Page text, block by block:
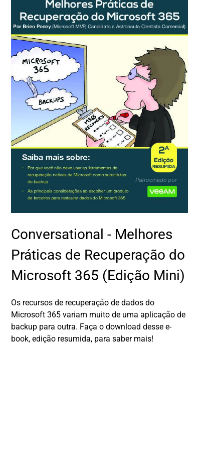
Conversational - Melhores
Práticas de Recuperação do
Microsoft 365 (Edição Mini)
Os recursos de recuperação de dados do
Microsoft 365 variam muito de uma aplicação de
backup para outra. Faça o download desse e-
book, edição resumida, para saber mais!